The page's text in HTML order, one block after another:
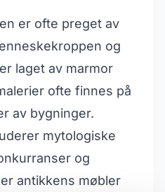
er ofte preget av
og
laget av marmor
ofte finnes på
av bygninger.
mytologiske
og
antikkens møbler